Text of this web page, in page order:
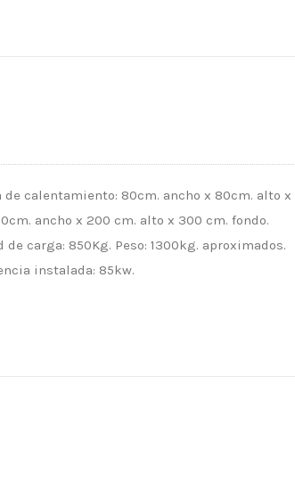
de calentamiento: 80cm. ancho x 80cm. alto x
ancho x 200 cm. alto x 300 cm. fondo.
carga: 850Kg. Peso: 1300kg. aproximados.
instalada: 85kw.